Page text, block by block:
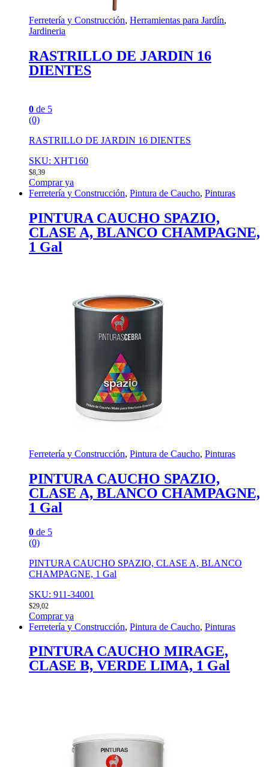
Ferretería y Construcción, Herramientas para Jardín,
Jardineria
RASTRILLO DE JARDIN 16
DIENTES
0 de 5
(0)
RASTRILLO DE JARDIN 16 DIENTES
SKU: XHT160
$8,39
Comprar ya
Ferretería y Construcción, Pintura de Caucho, Pinturas
PINTURA CAUCHO SPAZIO,
CLASE A, BLANCO CHAMPAGNE,
1 Gal
Ferretería y Construcción, Pintura de Caucho, Pinturas
PINTURA CAUCHO SPAZIO,
CLASE A, BLANCO CHAMPAGNE,
1 Gal
0 de 5
(0)
PINTURA CAUCHO SPAZIO, CLASE A, BLANCO
CHAMPAGNE, 1 Gal
SKU: 911-34001
$29,02
Comprar ya
Ferretería y Construcción, Pintura de Caucho, Pinturas
PINTURA CAUCHO MIRAGE,
CLASE B, VERDE LIMA, 1 Gal